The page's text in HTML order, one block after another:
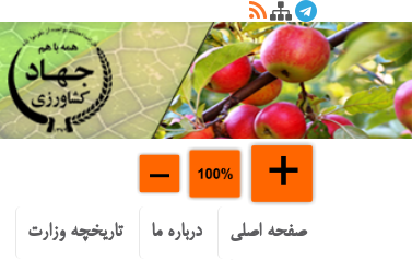
صفحه اصلی درباره ما تاریخچه وزارت